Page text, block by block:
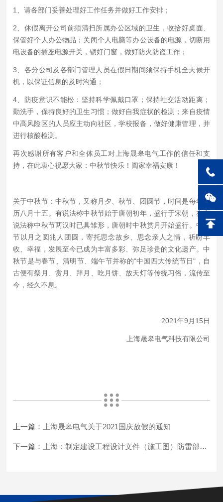
1、请各部门妥善处理好工作任务并做好工作安排；
2、休假离开公司前须清扫所属办公区域的卫生，收拾好桌面、
保管好个人办公物品；关闭个人电脑等办公设备的电源，切断用
电设备的插座电源开关，锁好门窗，做好防火防盗工作；
3、各分公司及各部门管理人员在假日期间须保持手机全天候开
机，以保证信息的及时沟通；
4、防疫意识不能松：坚持科学佩戴口罩；保持社交活动距离；
勤洗手，保持良好的卫生习惯；做好自我症状的检测；来自疫情
中高风险区的人员应主动向社区，学校报备，做好健康管理，并
进行核酸检测。
再次感谢所有客户和全体员工对上海晟皋电气工作的信任和支
持，在此衷心祝愿大家：中秋节快乐！阖家幸福安康！
关于中秋节：中秋节，又称月夕、秋节、团圆节，时间是每年农
历八月十五。有说法称中秋节始于唐朝初年，盛行于宋朝，亦有
说法称中秋节两汉时已具雏形，唐朝时中秋赏月开始盛行。中秋
节以月之圆兆人团圆，寄托思念故乡、思念亲人之情，祈盼丰
收、幸福，发展至今已成为丰富多彩、弥足珍贵的文化遗产。中
秋节是与春节、清明节、端午节并称的“中国四大传统节日"，自
古便有祭月、赏月、拜月、吃月饼、放天灯等传统习俗，流传至
今，经久不息。
2021年9月15日
上海晟皋电气科技有限公司
上一篇： 上海晟皋电气关于2021国庆放假的通知
下一篇： 上海：制定建设工程设计文件（施工图）防雷部分设计深度要求